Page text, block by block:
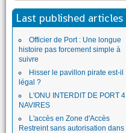
Last published articles
Officier de Port : Une longue
histoire pas forcement simple à
suivre
Hisser le pavillon pirate est-il
légal ?
L'ONU INTERDIT DE PORT 4
NAVIRES
L'accès en Zone d'Accès
Restreint sans autorisation dans